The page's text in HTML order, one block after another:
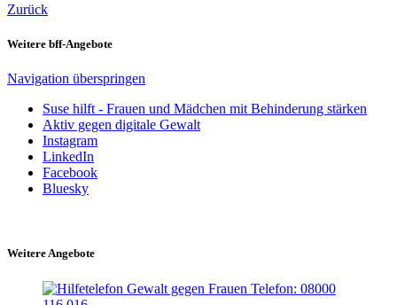
Zurück
Weitere bff-Angebote
Navigation überspringen
Suse hilft - Frauen und Mädchen mit Behinderung stärken
Aktiv gegen digitale Gewalt
Instagram
LinkedIn
Facebook
Bluesky
Weitere Angebote